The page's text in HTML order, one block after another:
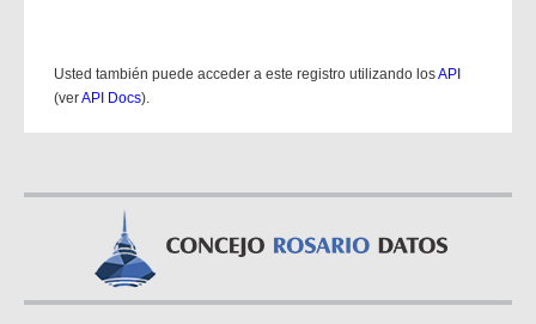
Usted también puede acceder a este registro utilizando losAPI
(verAPI Docs).